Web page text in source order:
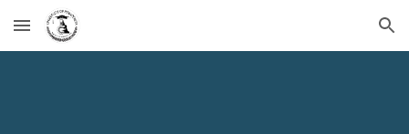
Skip to main content Skip to navigation